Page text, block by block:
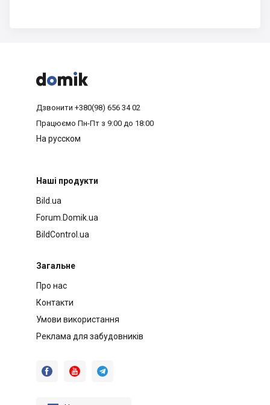



Дзвонити +380(98) 656 34 02
Працюємо Пн-Пт з 9:00 до 18:00
На русском
Наші продукти
Bild.ua
Forum.Domik.ua
BildControl.ua
Загальне
Про нас
Контакти
Умови використання
Реклама для забудовників
  